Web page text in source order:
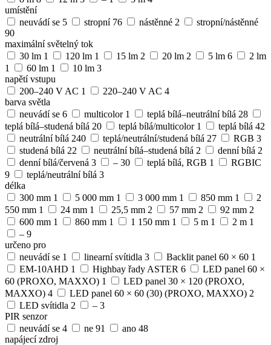
umístění
neuvádí se 5 stropní 76 nástěnné 2
stropní/nástěnné
90
maximální světelný tok
30 lm 1 120 lm 1 15 lm 2 20 lm 2 5 lm 6
2 lm
1
60 lm 1 10 lm 3
napětí vstupu
200–240 V AC 1 220–240 V AC 4
barva světla
neuvádí se 6 multicolor 1 teplá bílá–neutrální bílá 28
teplá bílá–studená bílá 20 teplá bílá/multicolor 1 teplá bílá 42
neutrální bílá 240 teplá/neutrální/studená bílá 27 RGB 3
studená bílá 22 neutrální bílá–studená bílá 2 denní bílá 2
denní bílá/červená 3 – 30 teplá bílá, RGB 1
RGBIC
9
teplá/neutrální bílá 3
délka
300 mm 1 5 000 mm 1 3 000 mm 1 850 mm 1
2
550 mm 1 24 mm 1 25,5 mm 2 57 mm 2 92 mm 2
600 mm 1 860 mm 1 1 150 mm 1 5 m 1 2 m 1
– 9
určeno pro
neuvádí se 1 linearní svítidla 3 Backlit panel 60 × 60 1
EM-10AHD 1 Highbay řady ASTER 6
LED panel 60 ×
60 (PROXO, MAXXO) 1
LED panel 30 × 120 (PROXO,
MAXXO) 4 LED panel 60 × 60 (30) (PROXO, MAXXO) 2
LED svítidla 2 – 3
PIR senzor
neuvádí se 4 ne 91 ano 48
napájecí zdroj